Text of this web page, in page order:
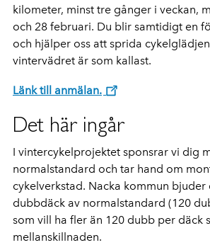
kilometer, minst tre gånger i veckan,
och 28 februari. Du blir samtidigt en
och hjälper oss att sprida
vintervädret är som kallast.
Länk till anmälan.
Det här ingår
I vintercykelprojektet sponsrar vi dig
normalstandard och tar hand om
cykelverkstad. Nacka kommun
dubbdäck av normalstandard (120
som vill ha fler än 120 dubb per däck
mellanskillnaden.